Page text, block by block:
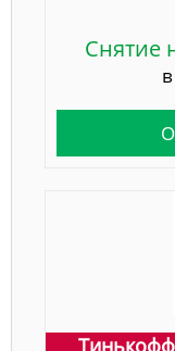
Снятие
Тинькофф